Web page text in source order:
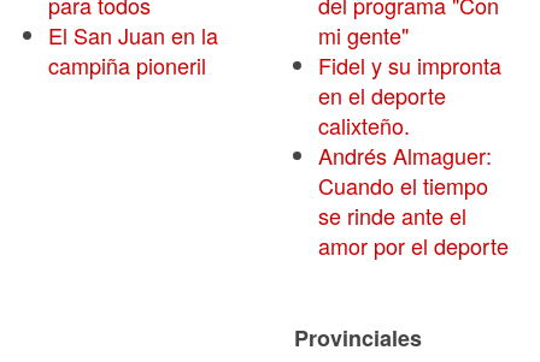
El San Juan en la
campiña pioneril
mi gente"
Fidel y su impronta
en el deporte
calixteño.
Andrés Almaguer:
Cuando el tiempo
se rinde ante el
amor por el deporte
Provinciales